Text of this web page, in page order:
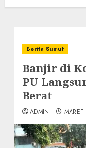
Berita Sumut
Banjir di
PU
Berat
ADMIN